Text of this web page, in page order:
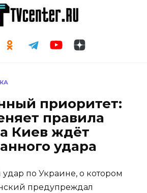
приоритет:
правила
Киев ждёт
удара
по Украине, о котором
предупреждал